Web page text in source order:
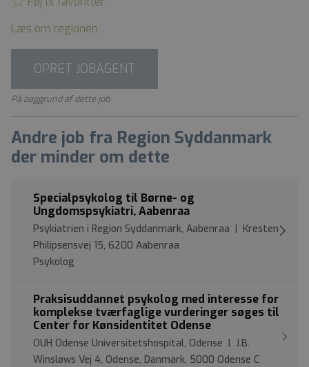
Læs om regionen
OPRET JOBAGENT
På baggrund af dette job
Andre job fra Region Syddanmark
der minder om dette
Specialpsykolog til Børne- og
Ungdomspsykiatri, Aabenraa
Psykiatrien i Region Syddanmark, Aabenraa | Kresten
Philipsensvej 15, 6200 Aabenraa
Psykolog
Praksisuddannet psykolog med interesse for
komplekse tværfaglige vurderinger søges til
Center for Kønsidentitet Odense
OUH Odense Universitetshospital, Odense | J.B.
Winsløws Vej 4, Odense, Danmark, 5000 Odense C